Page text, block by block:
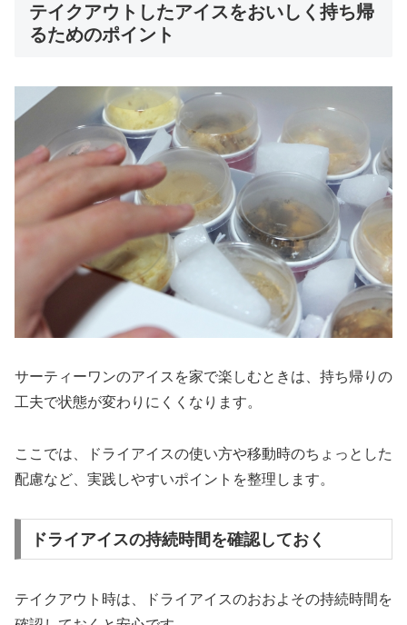
テイクアウトしたアイスをおいしく持ち帰
るためのポイント
サーティーワンのアイスを家で楽しむときは、持ち帰りの
工夫で状態が変わりにくくなります。
ここでは、ドライアイスの使い方や移動時のちょっとした
配慮など、実践しやすいポイントを整理します。
ドライアイスの持続時間を確認しておく
テイクアウト時は、ドライアイスのおおよその持続時間を